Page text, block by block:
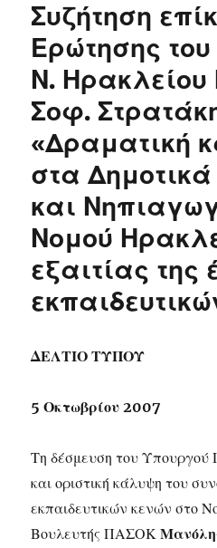
Συζήτηση
Ερώτησης
Ν.
Σοφ.
«Δραματική
στα
και
Νομού
εξαιτίας της
ΔΕΛΤΙΟ ΤΥΠΟΥ
5 Οκτωβρίου 2007
Τη δέσμευση του Υπουργού
και οριστική κάλυψη του
εκπαιδευτικών κενών στο
Βουλευτής ΠΑΣΟΚ